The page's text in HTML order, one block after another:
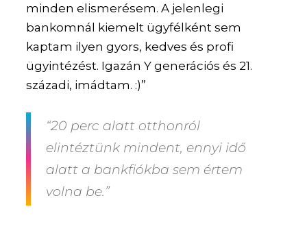
minden elismerésem. A jelenlegi
bankomnál kiemelt ügyfélként sem
kaptam ilyen gyors, kedves és profi
ügyintézést. Igazán Y generációs és 21.
századi, imádtam. :)”
“20 perc alatt otthonról
elintéztünk mindent, ennyi idő
alatt a bankfiókba sem értem
volna be.”